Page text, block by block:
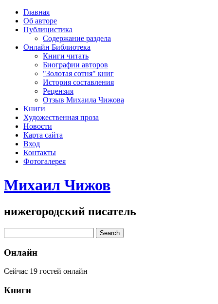
Главная
Об авторе
Публицистика
Содержание раздела
Онлайн Библиотека
Книги читать
Биографии авторов
"Золотая сотня" книг
История составления
Рецензия
Отзыв Михаила Чижова
Книги
Художественная проза
Новости
Карта сайта
Вход
Контакты
Фотогалерея
Михаил Чижов
нижегородский писатель
Онлайн
Сейчас 19 гостей онлайн
Книги